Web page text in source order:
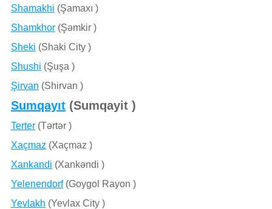
Shamakhi (Şamaxı )
Shamkhor(Şǝmkir )
Sheki (Shaki City )
Shushi (Şuşa )
Şirvan (Shirvan )
Sumqayıt(Sumqayit )
Terter(Tǝrtǝr )
Xaçmaz (Xaçmaz )
Xankandi (Xankǝndi )
Yelenendorf(Goygol Rayon )
Yevlakh (Yevlax City )